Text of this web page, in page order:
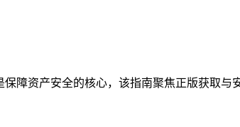
障资产安全的核心，该指南聚焦正版获取